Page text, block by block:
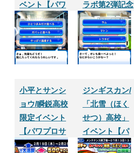
ベント【パワ
プロサクセス
アプリ】
ラボ第2弾記念
ガチャ Part2
３０連
小平とサンシ
ョウ/瞬鋭高校
限定イベント
【パワプロサ
クセスアプ
ジンギスカン/
「北雪（ほく
せつ）高校」
イベント【パ
ワプロサクセ